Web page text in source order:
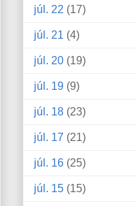
júl. 22 (17)
júl. 21 (4)
júl. 20 (19)
júl. 19 (9)
júl. 18 (23)
júl. 17 (21)
júl. 16 (25)
júl. 15 (15)